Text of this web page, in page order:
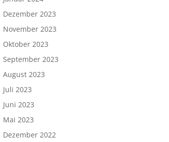
Dezember 2023
November 2023
Oktober 2023
September 2023
August 2023
Juli 2023
Juni 2023
Mai 2023
Dezember 2022